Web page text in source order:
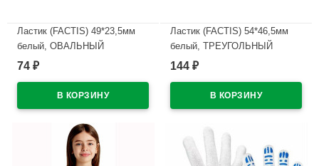
Ластик (FACTIS) 49*23,5мм
белый, ОВАЛЬНЫЙ
арт.ЕOV24
74 ₽
Ластик (FACTIS) 54*46,5мм
белый, ТРЕУГОЛЬНЫЙ
арт.TRI-24
144 ₽